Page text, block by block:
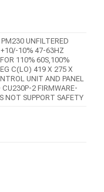
UNFILTERED
10% 47-63HZ
110% 60S,100%
C(LO) 419 X 275 X
UNIT AND PANEL
2 FIRMWARE-
NOT SUPPORT SAFETY